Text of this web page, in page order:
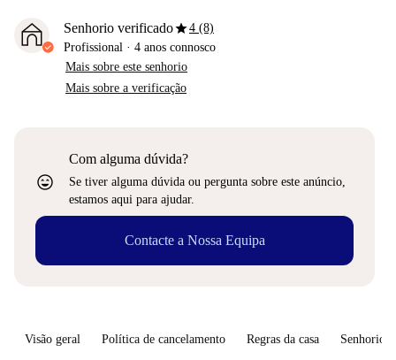
Senhorio verificadostar4 (8)
Profissional · 4 anos connosco
Mais sobre este senhorio
Mais sobre a verificação
sentiment_very_satisfied
Com alguma dúvida?
Se tiver alguma dúvida ou pergunta sobre este anúncio,
estamos aqui para ajudar.
Contacte a Nossa Equipa
Visão geral Política de cancelamento Regras da casa Senhorio